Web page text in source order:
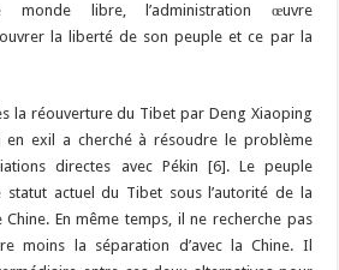
monde libre, l’administration œuvre
la liberté de son peuple et ce par la
la réouverture du Tibet par Deng Xiaoping
en exil a cherché à résoudre le problème
directes avec Pékin [6]. Le peuple
statut actuel du Tibet sous l’autorité de la
En même temps, il ne recherche pas
moins la séparation d’avec la Chine. Il